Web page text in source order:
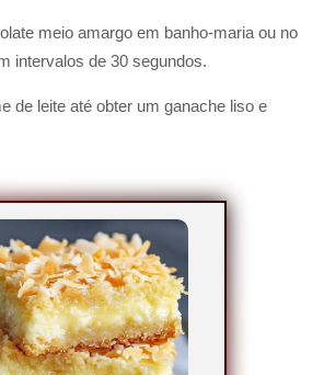
meio amargo em banho-maria ou no
intervalos de 30 segundos.
de leite até obter um ganache liso e